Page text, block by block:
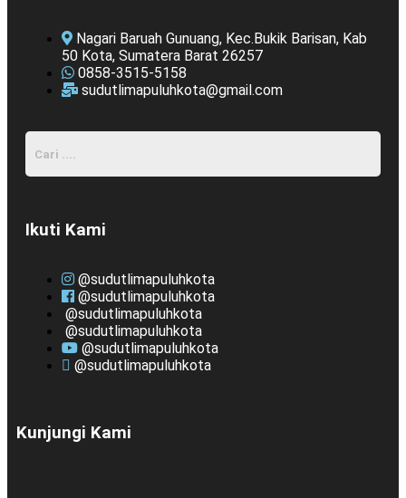
Nagari Baruah Gunuang, Kec.Bukik Barisan, Kab
50 Kota, Sumatera Barat 26257
0858-3515-5158
sudutlimapuluhkota@gmail.com
Ikuti Kami
@sudutlimapuluhkota
@sudutlimapuluhkota
@sudutlimapuluhkota
@sudutlimapuluhkota
@sudutlimapuluhkota
@sudutlimapuluhkota
Kunjungi Kami